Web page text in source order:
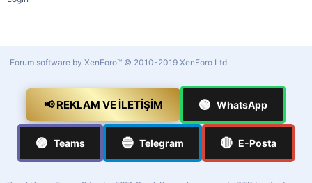
Forum software by XenForo™ © 2010-2019 XenForo Ltd.
📢 REKLAM VE İLETIŞIM 🟢 WhatsApp
🟣 Teams 🔵 Telegram 🔴 E-Posta